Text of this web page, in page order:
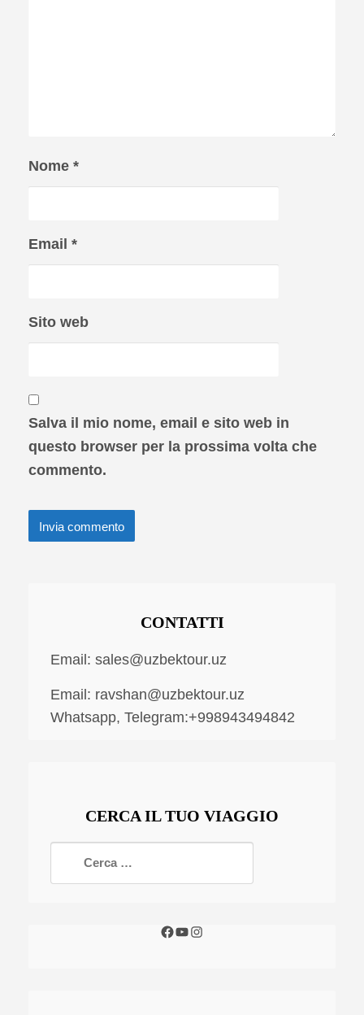
Nome *
Email *
Sito web
Salva il mio nome, email e sito web in
questo browser per la prossima volta che
commento.
CONTATTI
Email: sales@uzbektour.uz
Email: ravshan@uzbektour.uz
Whatsapp, Telegram:+998943494842
CERCA IL TUO VIAGGIO